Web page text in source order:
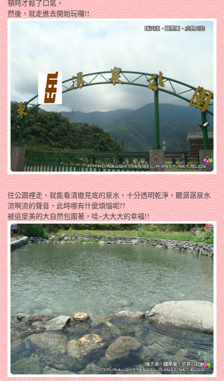
頓時才鬆了口氣，
然後，就走進去開始玩囉!!
往公園裡走，就能看清徹見底的泉水，十分透明乾淨，聽潺潺泉水
流啊流的聲音，此時哪有什麼煩惱呢??
被這麼美的大自然包圍著，哇~大大大的幸褔!!